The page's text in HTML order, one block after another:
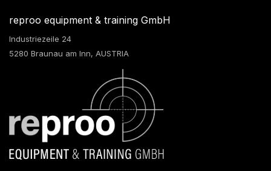
reproo equipment & training GmbH
Industriezeile 24
5280 Braunau am Inn, AUSTRIA